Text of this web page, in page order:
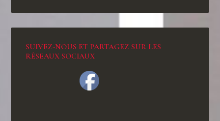
SUIVEZ-NOUS ET PARTAGEZ SUR LES
RÉSEAUX SOCIAUX